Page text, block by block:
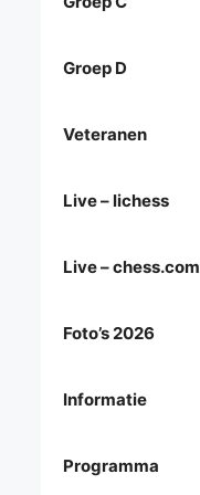
Groep D
Veteranen
Live – lichess
Live – chess.com
Foto’s 2026
Informatie
Programma